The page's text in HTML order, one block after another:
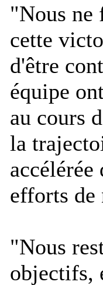
"Nous ne
cette
d'être
équipe
au cours
la
efforts de
"Nous
objectifs,